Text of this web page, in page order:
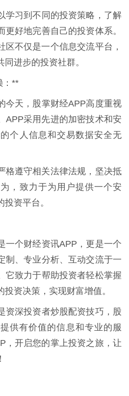
学习到不同的投资策略，了解
好地完善自己的投资体系。
区不仅是一个信息交流平台，
进步的投资社群。
：**
今天，股掌财经APP高度重视
APP采用先进的加密技术和安
个人信息和交易数据安全无
格遵守相关法律法规，坚决抵
，致力于为用户提供一个安
资平台。
一个财经资讯APP，更是一个
制、专业分析、互动交流于一
它致力于帮助投资者轻松掌握
资决策，实现财富增值。
资深投资者炒股配资技巧，股
供有价值的信息和专业的服
，开启您的掌上投资之旅，让